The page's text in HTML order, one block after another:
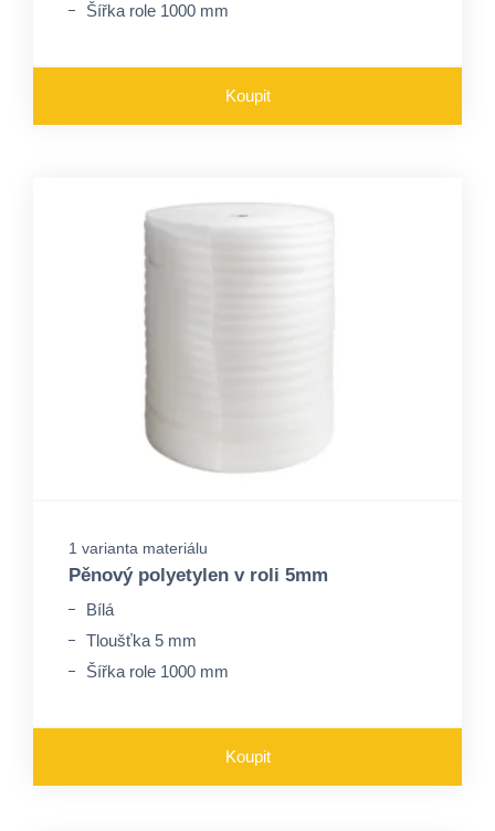
Šířka role 1000 mm
Koupit
1 varianta materiálu
Pěnový polyetylen v roli 5mm
Bílá
Tloušťka 5 mm
Šířka role 1000 mm
Koupit